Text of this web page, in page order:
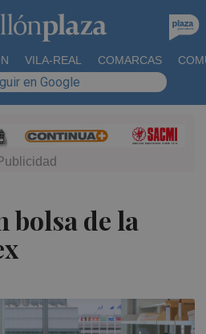
VILA-REAL COMARCAS
en Google
bolsa de la